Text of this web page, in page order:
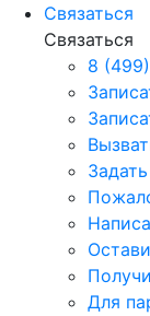
Связаться
Связаться
8
Для